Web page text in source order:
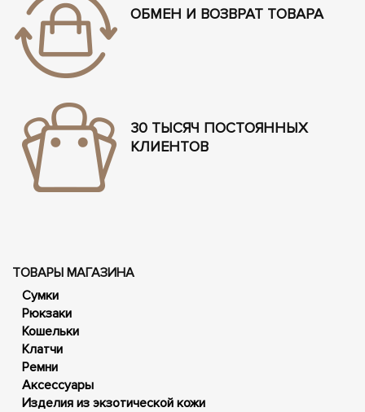
ОБМЕН И ВОЗВРАТ ТОВАРА
30 ТЫСЯЧ ПОСТОЯННЫХ
КЛИЕНТОВ
ТОВАРЫ МАГАЗИНА
Сумки
Рюкзаки
Кошельки
Клатчи
Ремни
Аксессуары
Изделия из экзотической кожи